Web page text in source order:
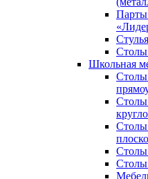
Школьная
Столы
Столы
Столы
Столы